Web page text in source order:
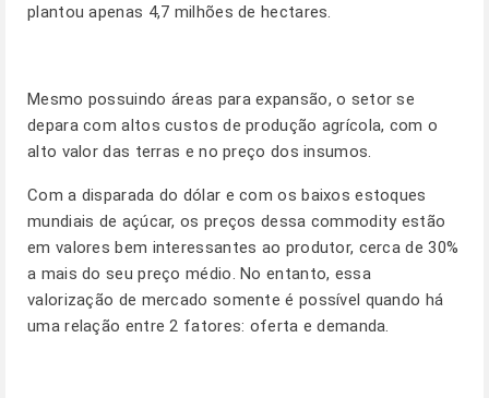
plantou apenas 4,7 milhões de hectares.
Mesmo possuindo áreas para expansão, o setor se
depara com altos custos de produção agrícola, com o
alto valor das terras e no preço dos insumos.
Com a disparada do dólar e com os baixos estoques
mundiais de açúcar, os preços dessa commodity estão
em valores bem interessantes ao produtor, cerca de 30%
a mais do seu preço médio. No entanto, essa
valorização de mercado somente é possível quando há
uma relação entre 2 fatores: oferta e demanda.